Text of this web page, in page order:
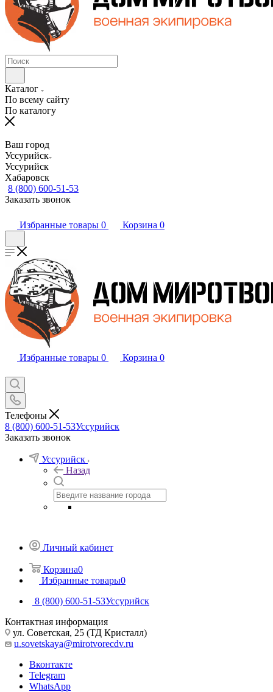
Каталог
По всему сайту
По каталогу
Ваш город
Уссурийск
Уссурийск
Хабаровск
8 (800) 600-51-53
Заказать звонок
Избранные товары 0 Корзина 0
Избранные товары 0 Корзина 0
Телефоны
8 (800) 600-51-53Уссурийск
Заказать звонок
Уссурийск
Назад
Личный кабинет
Корзина0
Избранные товары0
8 (800) 600-51-53Уссурийск
Контактная информация
ул. Советская, 25 (ТД Кристалл)
u.sovetskaya@mirotvorecdv.ru
Вконтакте
Telegram
WhatsApp